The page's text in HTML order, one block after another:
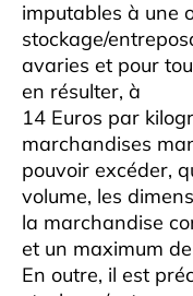
imputables à une
stockage/
avaries et pour
en résulter, à
14 Euros par
marchandises
pouvoir excéder,
volume, les
la marchandise
et un maximum
En outre, il est